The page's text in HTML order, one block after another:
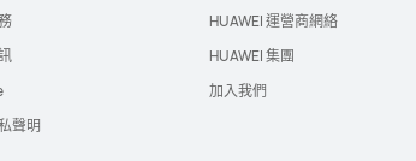
聲明
HUAWEI 運營商網絡
HUAWEI 集團
加入我們